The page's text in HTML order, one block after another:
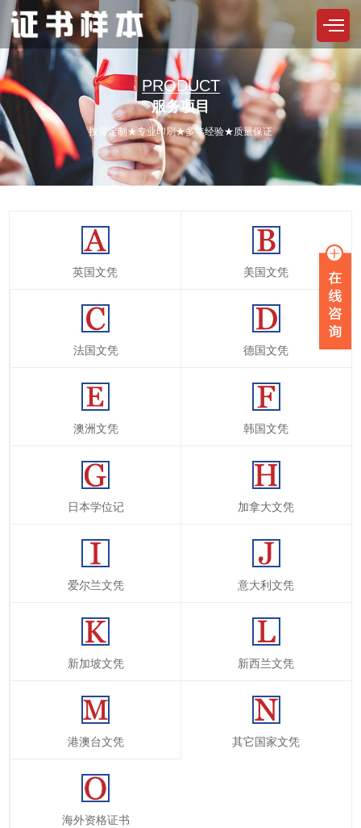
PRODUCT
服务项目
按需定制★专业印刷★多年经验★质量保证
英国文凭 美国文凭
法国文凭 德国文凭
澳洲文凭 韩国文凭
日本学位记 加拿大文凭
爱尔兰文凭 意大利文凭
新加坡文凭 新西兰文凭
港澳台文凭 其它国家文凭
海外资格证书